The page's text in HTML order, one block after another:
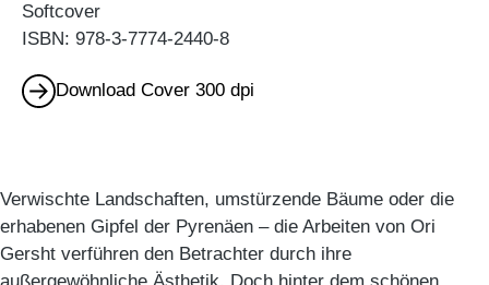
Softcover
ISBN: 978-3-7774-2440-8
Download Cover 300 dpi
Verwischte Landschaften, umstürzende Bäume oder die
erhabenen Gipfel der Pyrenäen – die Arbeiten von Ori
Gersht verführen den Betrachter durch ihre